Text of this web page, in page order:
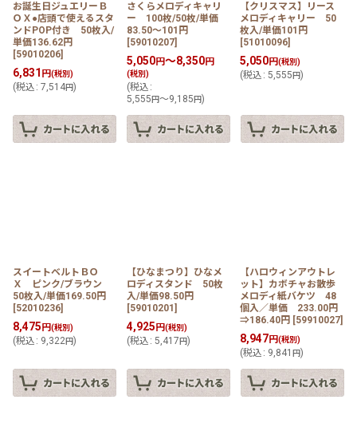
お誕生日ジュエリーＢ
ＯＸ●店頭で使えるスタ
ンドPOP付き 50枚入/
単価136.62円
[59010206]
6,831 円(税別)
(税込 : 7,514円)
さくらメロディキャリ
ー 100枚/50枚/単価
83.50〜101円
[59010207]
5,050円～8,350円
(税別)
(税込 :
5,555 円～9,185 円)
【クリスマス】リース
メロディキャリー 50
枚入/単価101円
[51010096]
5,050円(税別)
(税込 : 5,555円)
スイートベルトＢＯ
Ｘ ピンク/ブラウン
50枚入/単価169.50円
[52010236]
8,475 円(税別)
(税込 : 9,322円)
【ひなまつり】ひなメ
ロディスタンド 50枚
入/単価98.50円
[59010201 ]
4,925 円(税別)
(税込 : 5,417 円)
【ハロウィンアウトレ
ット】カボチャお散歩
メロディ紙バケツ 48
個入／単価 233.00円
⇒186.40円 [59910027]
8,947円(税別)
(税込 : 9,841円)